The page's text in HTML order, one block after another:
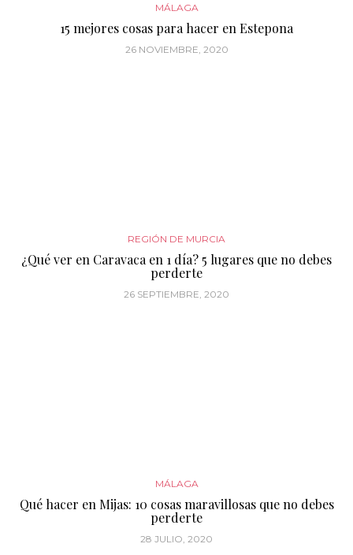
MÁLAGA
15 mejores cosas para hacer en Estepona
26 NOVIEMBRE, 2020
REGIÓN DE MURCIA
¿Qué ver en Caravaca en 1 día? 5 lugares que no debes
perderte
26 SEPTIEMBRE, 2020
MÁLAGA
Qué hacer en Mijas: 10 cosas maravillosas que no debes
perderte
28 JULIO, 2020